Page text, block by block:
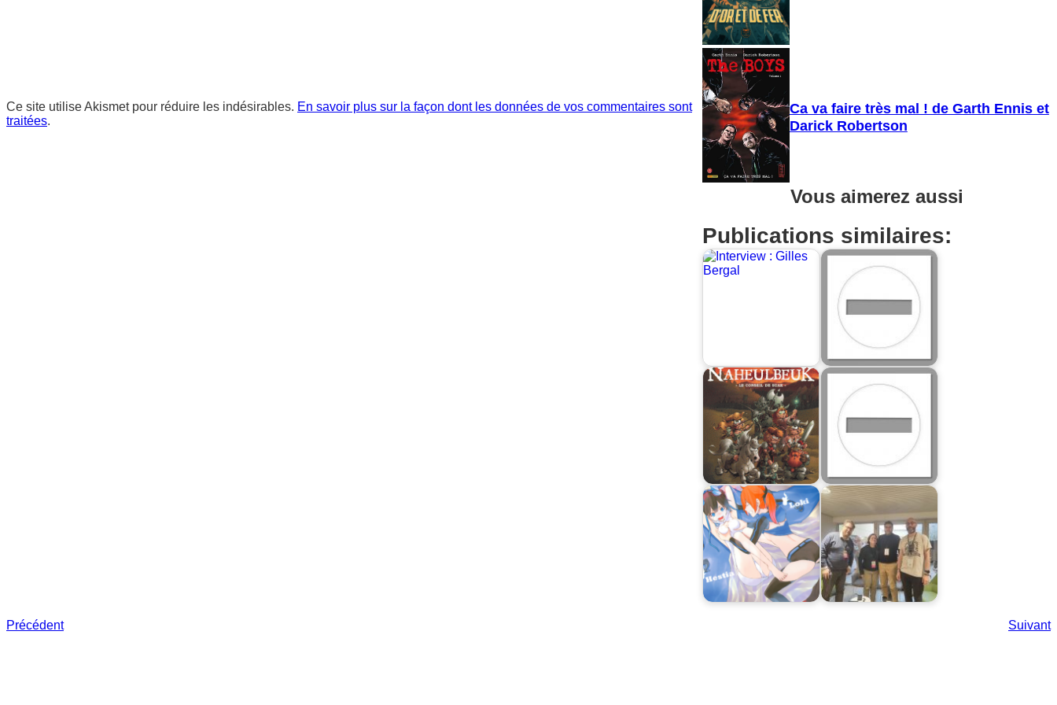
Ce site utilise Akismet pour réduire les indésirables. En savoir plus sur la façon dont les données de vos commentaires sont
traitées.
Ca va faire très mal ! de Garth Ennis et
Darick Robertson
Vous aimerez aussi
Publications similaires:
Précédent Suivant